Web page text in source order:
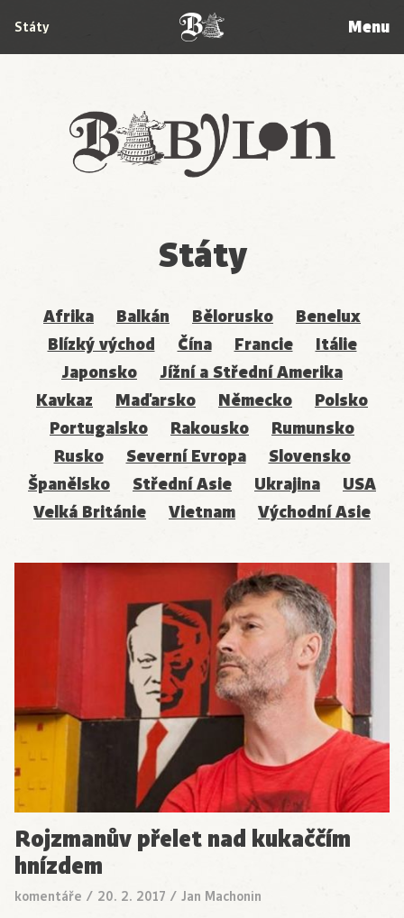
Babylon
Státy Menu
Státy
Afrika Balkán Bělorusko
Benelux
Blízký východ
Čína Francie
Itálie
Japonsko
Jížní a Střední Amerika
Kavkaz
Maďarsko Německo
Polsko
Portugalsko
Rakousko
Rumunsko
Rusko
Severní Evropa
Slovensko
Španělsko
Střední Asie Ukrajina
USA
Velká Británie
Vietnam Východní Asie
Rojzmanův přelet nad kukaččím
hnízdem
komentáře / 20. 2. 2017 / Jan Machonin